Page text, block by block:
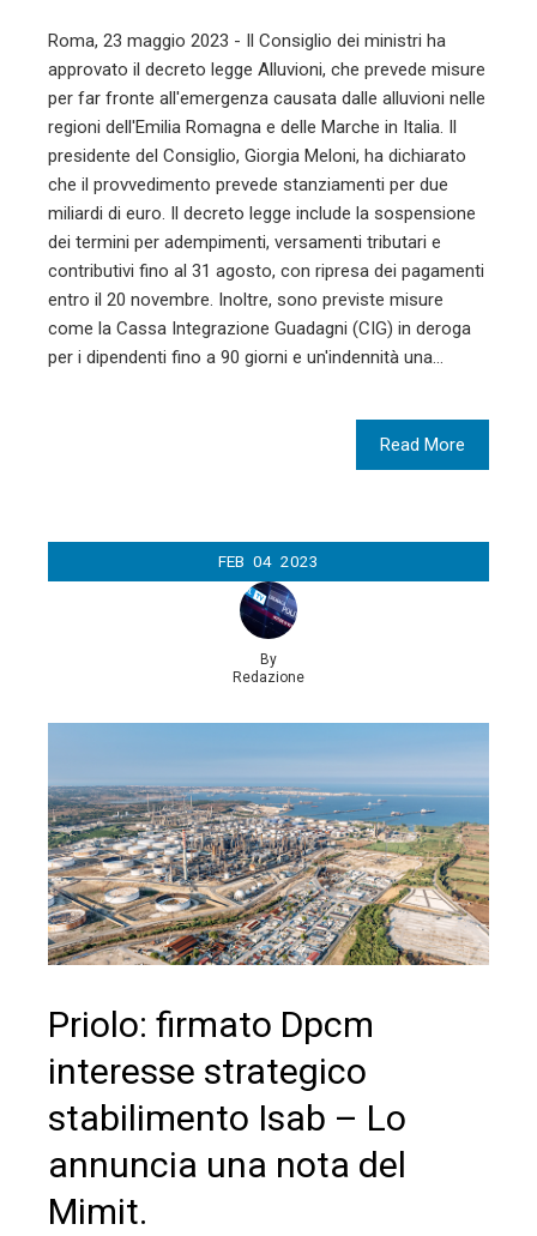
Roma, 23 maggio 2023 - Il Consiglio dei ministri ha
approvato il decreto legge Alluvioni, che prevede misure
per far fronte all'emergenza causata dalle alluvioni nelle
regioni dell'Emilia Romagna e delle Marche in Italia. Il
presidente del Consiglio, Giorgia Meloni, ha dichiarato
che il provvedimento prevede stanziamenti per due
miliardi di euro. Il decreto legge include la sospensione
dei termini per adempimenti, versamenti tributari e
contributivi fino al 31 agosto, con ripresa dei pagamenti
entro il 20 novembre. Inoltre, sono previste misure
come la Cassa Integrazione Guadagni (CIG) in deroga
per i dipendenti fino a 90 giorni e un'indennità una…
Read More
FEB 04 2023
By
Redazione
Priolo: firmato Dpcm
interesse strategico
stabilimento Isab – Lo
annuncia una nota del
Mimit.